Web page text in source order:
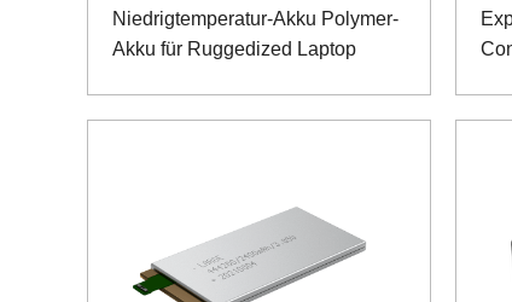
Niedrigtemperatur-Akku Polymer-
Akku für Ruggedized Laptop